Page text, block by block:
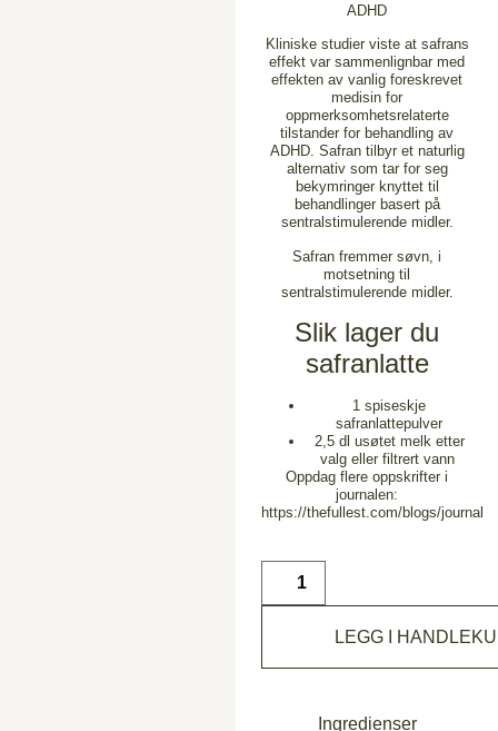
ADHD
Kliniske studier viste at safrans
effekt var sammenlignbar med
effekten av vanlig foreskrevet
medisin for
oppmerksomhetsrelaterte
tilstander for behandling av
ADHD. Safran tilbyr et naturlig
alternativ som tar for seg
bekymringer knyttet til
behandlinger basert på
sentralstimulerende midler.
Safran fremmer søvn, i
motsetning til
sentralstimulerende midler.
Slik lager du
safranlatte
1 spiseskje
safranlattepulver
2,5 dl usøtet melk etter
valg eller filtrert vann
Oppdag flere oppskrifter i
journalen:
https://thefullest.com/blogs/journal
LEGG I
Ingredienser